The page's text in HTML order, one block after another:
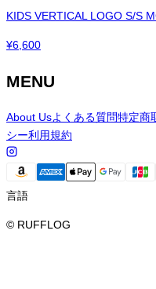
KIDS VERTICAL LOGO S/S
¥6,600
MENU
About Usよくある質問特定商
シー利用規約
言語
© RUFFLOG